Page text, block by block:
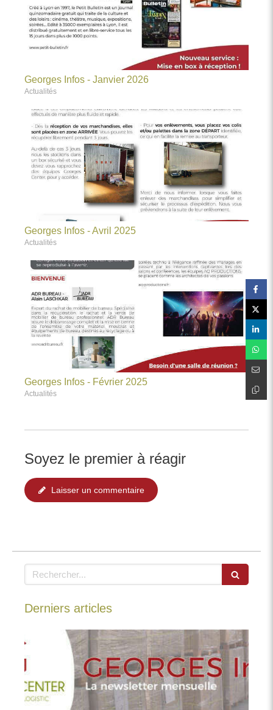
Georges Infos - Janvier 2026
Actualités
Georges Infos - Avril 2025
Actualités
Georges Infos - Février 2025
Actualités
Soyez le premier à réagir
Laisser un commentaire
Rechercher
Derniers articles